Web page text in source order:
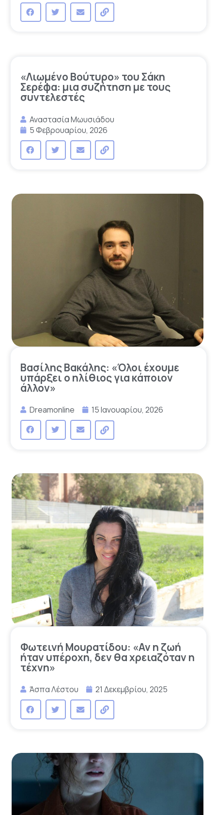
«Λιωμένο Βούτυρο» του Σάκη
Σερέφα: μια συζήτηση με τους
συντελεστές
Αναστασία Μωυσιάδου
5 Φεβρουαρίου, 2026
Βασίλης Βακάλης: «Όλοι έχουμε
υπάρξει ο ηλίθιος για κάποιον
άλλον»
Dreamonline 15 Ιανουαρίου, 2026
Φωτεινή Μουρατίδου: «Αν η ζωή
ήταν υπέροχη, δεν θα χρειαζόταν η
τέχνη»
Άσπα Λέστου 21 Δεκεμβρίου, 2025